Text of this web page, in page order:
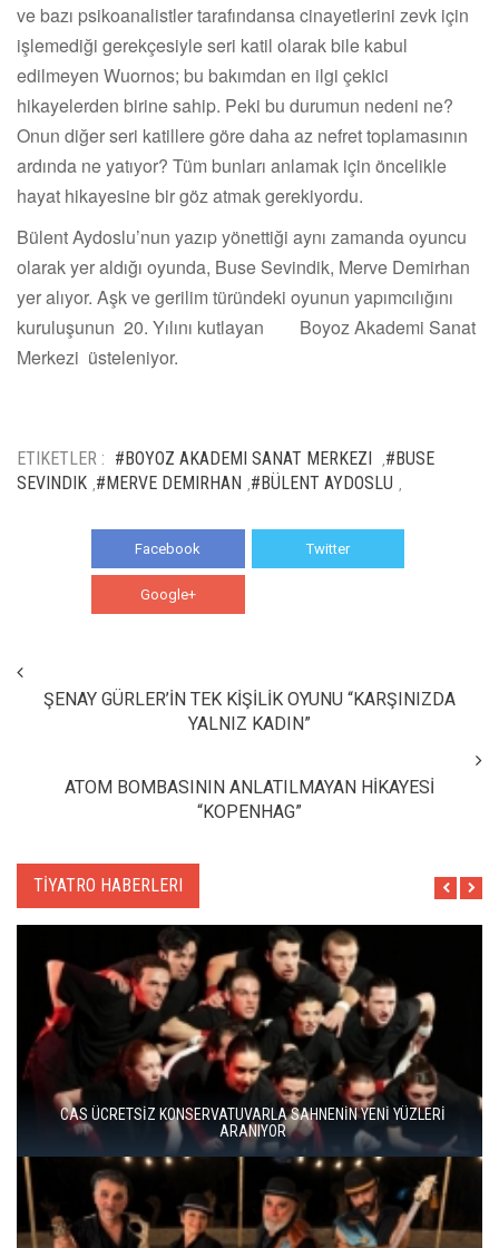
ve bazı psikoanalistler tarafındansa cinayetlerini zevk için
işlemediği gerekçesiyle seri katil olarak bile kabul
edilmeyen Wuornos; bu bakımdan en ilgi çekici
hikayelerden birine sahip. Peki bu durumun nedeni ne?
Onun diğer seri katillere göre daha az nefret toplamasının
ardında ne yatıyor? Tüm bunları anlamak için öncelikle
hayat hikayesine bir göz atmak gerekiyordu.
Bülent Aydoslu’nun yazıp yönettiği aynı zamanda oyuncu
olarak yer aldığı oyunda, Buse Sevindik, Merve Demirhan
yer alıyor. Aşk ve gerilim türündeki oyunun yapımcılığını
kuruluşunun 20. Yılını kutlayan Boyoz Akademi Sanat
Merkezi üsteleniyor.
ETIKETLER : #BOYOZ AKADEMI SANAT MERKEZI
#BUSE
SEVINDIK #MERVE DEMIRHAN #BÜLENT AYDOSLU
Facebook Twitter
Google+
ŞENAY GÜRLER’İN TEK KİŞİLİK OYUNU “KARŞINIZDA
YALNIZ KADIN”
ATOM BOMBASININ ANLATILMAYAN HİKAYESİ
“KOPENHAG”
TİYATRO HABERLERI
BERGAMA BİR KEZ DAHA TİYATRONUN SAHNESİ OLUYOR